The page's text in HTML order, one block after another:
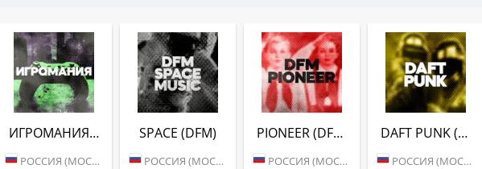
ИГРОМАНИЯ (DFM)
РОССИЯ (МОСКВА)
SPACE (DFM)
РОССИЯ (МОСКВА)
PIONEER (DFM)
РОССИЯ (МОСКВА)
DAFT PUNK (DFM)
РОССИЯ (МОСКВА)